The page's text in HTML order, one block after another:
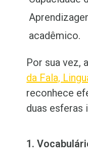
acadêmico.
Por sua vez,
da Fala,
reconhece
duas esferas
1.